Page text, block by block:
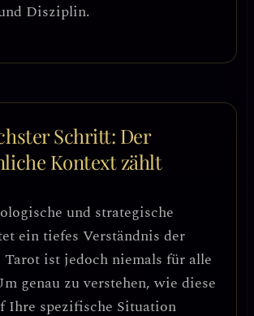
Disziplin.
Schritt: Der
Kontext zählt
und strategische
ein tiefes Verständnis der
ist jedoch niemals für alle
genau zu verstehen, wie diese
Ihre spezifische Situation